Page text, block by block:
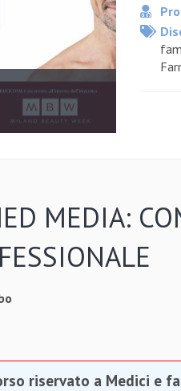
MEDIA:
riservato a Medici e